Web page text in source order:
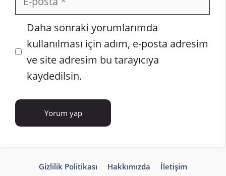
posta
İnternet
sitesi
Daha sonraki yorumlarımda
kullanılması için adım, e-posta adresim
ve site adresim bu tarayıcıya
kaydedilsin.
Gizlilik Politikası Hakkımızda İletişim